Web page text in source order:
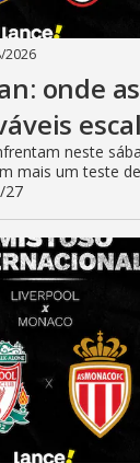
2026
onde
neste
mais um teste
27